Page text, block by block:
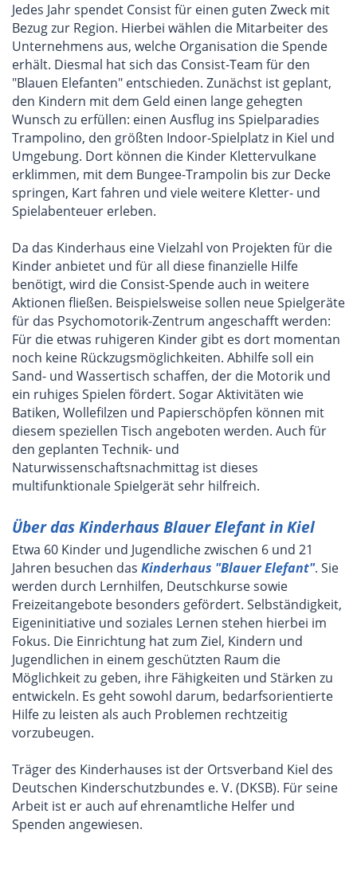
Jedes Jahr spendet Consist für einen guten Zweck mit
Bezug zur Region. Hierbei wählen die Mitarbeiter des
Unternehmens aus, welche Organisation die Spende
erhält. Diesmal hat sich das Consist-Team für den
"Blauen Elefanten" entschieden. Zunächst ist geplant,
den Kindern mit dem Geld einen lange gehegten
Wunsch zu erfüllen: einen Ausflug ins Spielparadies
Trampolino, den größten Indoor-Spielplatz in Kiel und
Umgebung. Dort können die Kinder Klettervulkane
erklimmen, mit dem Bungee-Trampolin bis zur Decke
springen, Kart fahren und viele weitere Kletter- und
Spielabenteuer erleben.
Da das Kinderhaus eine Vielzahl von Projekten für die
Kinder anbietet und für all diese finanzielle Hilfe
benötigt, wird die Consist-Spende auch in weitere
Aktionen fließen. Beispielsweise sollen neue Spielgeräte
für das Psychomotorik-Zentrum angeschafft werden:
Für die etwas ruhigeren Kinder gibt es dort momentan
noch keine Rückzugsmöglichkeiten. Abhilfe soll ein
Sand- und Wassertisch schaffen, der die Motorik und
ein ruhiges Spielen fördert. Sogar Aktivitäten wie
Batiken, Wollefilzen und Papierschöpfen können mit
diesem speziellen Tisch angeboten werden. Auch für
den geplanten Technik- und
Naturwissenschaftsnachmittag ist dieses
multifunktionale Spielgerät sehr hilfreich.
Über das Kinderhaus Blauer Elefant in Kiel
Etwa 60 Kinder und Jugendliche zwischen 6 und 21
Jahren besuchen das Kinderhaus "Blauer Elefant". Sie
werden durch Lernhilfen, Deutschkurse sowie
Freizeitangebote besonders gefördert. Selbständigkeit,
Eigeninitiative und soziales Lernen stehen hierbei im
Fokus. Die Einrichtung hat zum Ziel, Kindern und
Jugendlichen in einem geschützten Raum die
Möglichkeit zu geben, ihre Fähigkeiten und Stärken zu
entwickeln. Es geht sowohl darum, bedarfsorientierte
Hilfe zu leisten als auch Problemen rechtzeitig
vorzubeugen.
Träger des Kinderhauses ist der Ortsverband Kiel des
Deutschen Kinderschutzbundes e. V. (DKSB). Für seine
Arbeit ist er auch auf ehrenamtliche Helfer und
Spenden angewiesen.